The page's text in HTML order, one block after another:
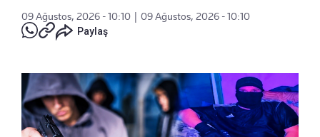
09 Ağustos, 2026 - 10:10
09 Ağustos, 2026 - 10:10
Paylaş